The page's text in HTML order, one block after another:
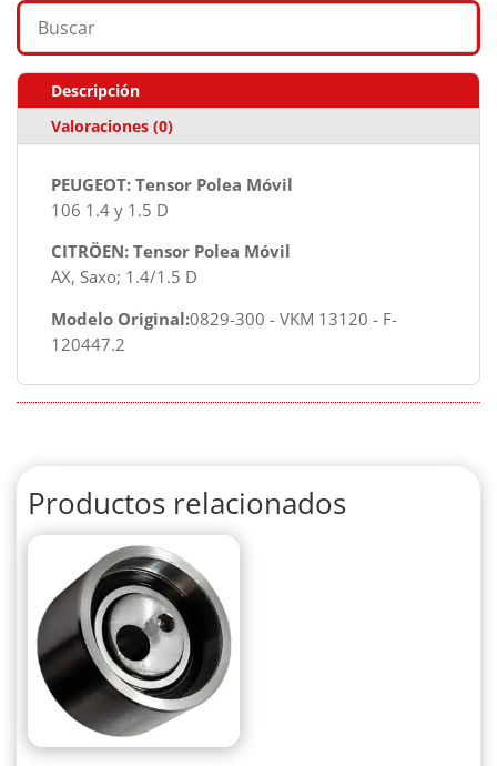
Descripción
Valoraciones (0)
PEUGEOT: Tensor Polea Móvil
106 1.4 y 1.5 D
CITRÖEN: Tensor Polea Móvil
AX, Saxo; 1.4/1.5 D
Modelo Original:0829-300 - VKM 13120 - F-
120447.2
Productos relacionados